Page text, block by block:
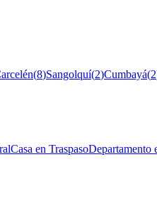
(8)Sangolquí(2)Cumbayá(2
Casa en TraspasoDepartamento